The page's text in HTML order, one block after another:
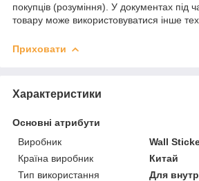
покупців (розуміння). У документах під
товару може використовуватися інше
Приховати
Характеристики
Основні атрибути
Виробник
Wall
Країна виробник
Китай
Тип використання
Для